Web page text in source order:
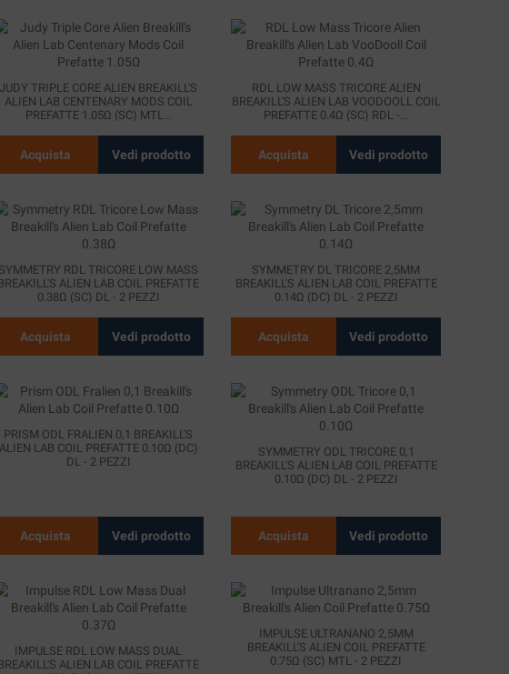
JUDY TRIPLE CORE ALIEN BREAKILL'S
ALIEN LAB CENTENARY MODS COIL
PREFATTE 1.05Ω (SC) MTL...
Acquista Vedi prodotto
RDL LOW MASS TRICORE ALIEN
BREAKILL'S ALIEN LAB VOODOOLL COIL
PREFATTE 0.4Ω (SC) RDL -...
Acquista Vedi prodotto
SYMMETRY RDL TRICORE LOW MASS
ALIEN LAB COIL PREFATTE
0.38Ω (SC) DL - 2 PEZZI
Acquista Vedi prodotto
SYMMETRY DL TRICORE 2,5MM
BREAKILL'S ALIEN LAB COIL PREFATTE
0.14Ω (DC) DL - 2 PEZZI
Acquista Vedi prodotto
PRISM ODL FRALIEN 0,1 BREAKILL'S
ALIEN LAB COIL PREFATTE 0.10Ω (DC)
DL - 2 PEZZI
Acquista Vedi prodotto
SYMMETRY ODL TRICORE 0,1
BREAKILL'S ALIEN LAB COIL PREFATTE
0.10Ω (DC) DL - 2 PEZZI
Acquista Vedi prodotto
IMPULSE RDL LOW MASS DUAL
ALIEN LAB COIL PREFATTE
IMPULSE ULTRANANO 2,5MM
BREAKILL'S ALIEN COIL PREFATTE
0.75Ω (SC) MTL - 2 PEZZI